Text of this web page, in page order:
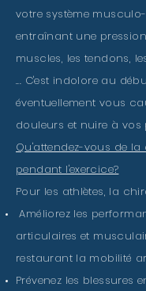
votre système
entraînant une
muscles, les tendons,
... C'est indolore au
éventuellement vous
douleurs et nuire à vos
Qu'attendez-vous de
pendant l'exercice?
Pour les athlètes, la
Améliorez les
articulaires et
restaurant la mobilité
Prévenez les blessures